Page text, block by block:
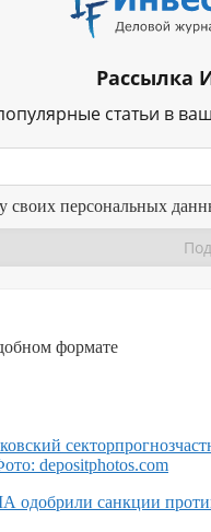
Рассылка
статьи в
своих персональных
формате
секторпрогноз
одобрили санкции